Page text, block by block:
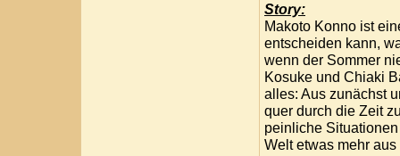
Story:
Makoto Konno ist
entscheiden kann,
wenn der Sommer
Kosuke und Chiaki
alles: Aus zunächst
quer durch die Zeit
peinliche
Welt etwas mehr